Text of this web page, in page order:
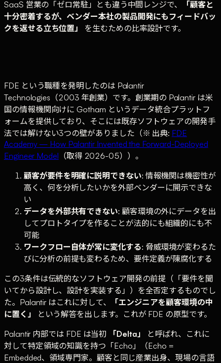
SaaS 営業の「ゼロ常駐」とも違う中間レンジで、
「顧客と
十分密着するが、ベンダー本社の製品開発にもフィードバッ
クを返せる立ち位置」
を生むための比率設計です。
FDE という職種を発明したのは Palantir
Technologies（2003 年創業）です。創業期の Palantir は米
国の情報機関向けに Gotham というデータ統合プラットフ
ォームを提供しており、そこには既存ソフトウェアの開発手
法では解けない3つの壁がありました（※ 出典: FDE
Academy — How Palantir Invented the Forward-Deployed
Engineer Model （取得 2026-05））。
顧客が要件を明確に説明できない: 情報機関は機密性が
高く、何を分析したいかを外部ベンダーに開示できな
い
データを外部共有できない: 顧客環境の外にデータを出
してプロトタイプを作ることが法的にも組織的にも不
可能
ワークフロー自体が常に変化する: 脅威環境が変わるた
びに分析の前提も変わるため、要件定義が陳腐化する
この3条件は伝統的なソフトウェア開発の前提（「要件を聞
いてから設計し、設計を実装する」）を全否定するものでし
た。Palantir はこれに対して、
「エンジニアを顧客環境の中
に置く」
という解答を出します。これが FDE の原型です。
Palantir 内部では FDE は当初
「Delta」
と呼ばれ、これに
対して特定領域の知識を持つ「Echo」（Echo =
Embedded、領域専門家。顧客と同じ産業出身、現場の言語